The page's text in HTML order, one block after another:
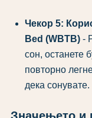
Чекор 5:
Bed (WBTB) -
сон, останете
повторно
дека сонувате.